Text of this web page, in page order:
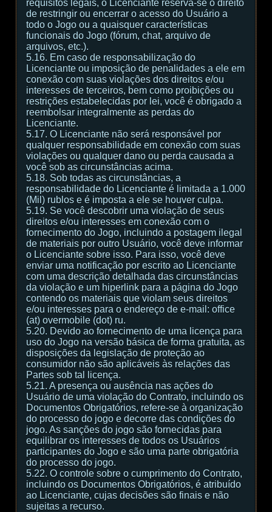
requisitos legais, o Licenciante reserva-se o direito
de restringir ou encerrar o acesso do Usuário a
todo o Jogo ou a quaisquer características
funcionais do Jogo (fórum, chat, arquivo de
arquivos, etc.).
5.16. Em caso de responsabilização do
Licenciante ou imposição de penalidades a ele em
conexão com suas violações dos direitos e/ou
interesses de terceiros, bem como proibições ou
restrições estabelecidas por lei, você é obrigado a
reembolsar integralmente as perdas do
Licenciante.
5.17. O Licenciante não será responsável por
qualquer responsabilidade em conexão com suas
violações ou qualquer dano ou perda causada a
você sob as circunstâncias acima.
5.18. Sob todas as circunstâncias, a
responsabilidade do Licenciante é limitada a 1.000
(Mil) rublos e é imposta a ele se houver culpa.
5.19. Se você descobrir uma violação de seus
direitos e/ou interesses em conexão com o
fornecimento do Jogo, incluindo a postagem ilegal
de materiais por outro Usuário, você deve informar
o Licenciante sobre isso. Para isso, você deve
enviar uma notificação por escrito ao Licenciante
com uma descrição detalhada das circunstâncias
da violação e um hiperlink para a página do Jogo
contendo os materiais que violam seus direitos
e/ou interesses para o endereço de e-mail: office
(at) overmobile (dot) ru.
5.20. Devido ao fornecimento de uma licença para
uso do Jogo na versão básica de forma gratuita, as
disposições da legislação de proteção ao
consumidor não são aplicáveis às relações das
Partes sob tal licença.
5.21. A presença ou ausência nas ações do
Usuário de uma violação do Contrato, incluindo os
Documentos Obrigatórios, refere-se à organização
do processo do jogo e decorre das condições do
jogo. As sanções do jogo são fornecidas para
equilibrar os interesses de todos os Usuários
participantes do Jogo e são uma parte obrigatória
do processo do jogo.
5.22. O controle sobre o cumprimento do Contrato,
incluindo os Documentos Obrigatórios, é atribuído
ao Licenciante, cujas decisões são finais e não
sujeitas a recurso.